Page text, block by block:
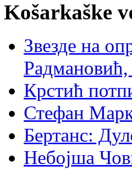
Košarkaške
Звезде на
Крстић
Стефан
Бертанс:
Небојша